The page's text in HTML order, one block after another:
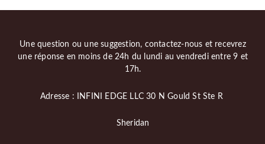
Une question ou une suggestion, contactez-nous et recevrez
une réponse en moins de 24h du lundi au vendredi entre 9 et
17h.
Adresse : INFINI EDGE LLC 30 N Gould St Ste R
Sheridan